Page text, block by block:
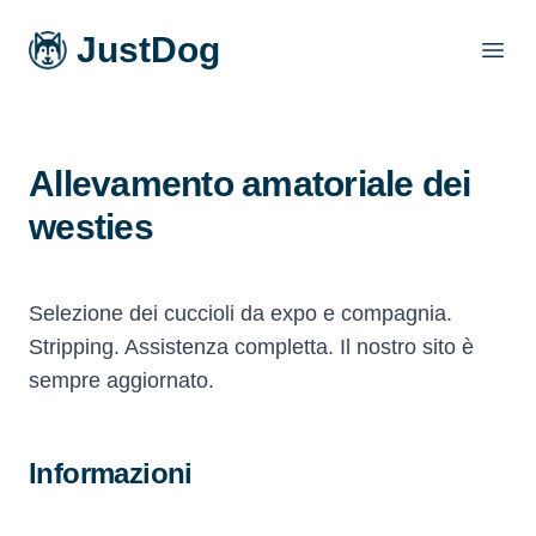
JustDog
Allevamento amatoriale dei
westies
Selezione dei cuccioli da expo e compagnia.
Stripping. Assistenza completta. Il nostro sito è
sempre aggiornato.
Informazioni